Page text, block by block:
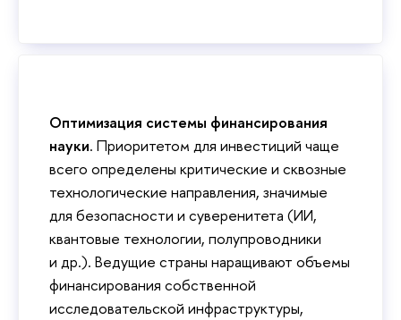
Оптимизация системы финансирования
науки. Приоритетом для инвестиций чаще
всего определены критические и сквозные
технологические направления, значимые
для безопасности и суверенитета (ИИ,
квантовые технологии, полупроводники
и др.). Ведущие страны наращивают объемы
финансирования собственной
исследовательской инфраструктуры,